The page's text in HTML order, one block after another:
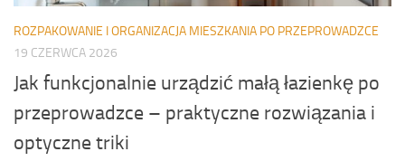
ROZPAKOWANIE I ORGANIZACJA MIESZKANIA PO PRZEPROWADZCE
19 CZERWCA 2026
Jak funkcjonalnie urządzić małą łazienkę po
przeprowadzce – praktyczne rozwiązania i
optyczne triki